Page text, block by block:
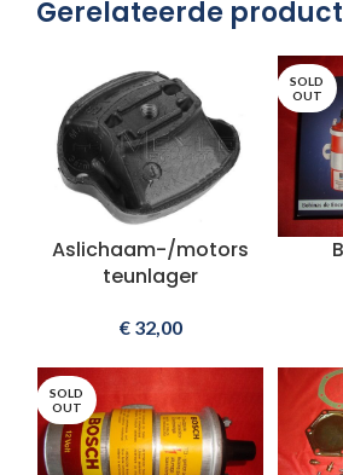
Gerelateerde
Aslichaam-/motors
teunlager
€32,00
SOLD
OUT
SOLD
OUT